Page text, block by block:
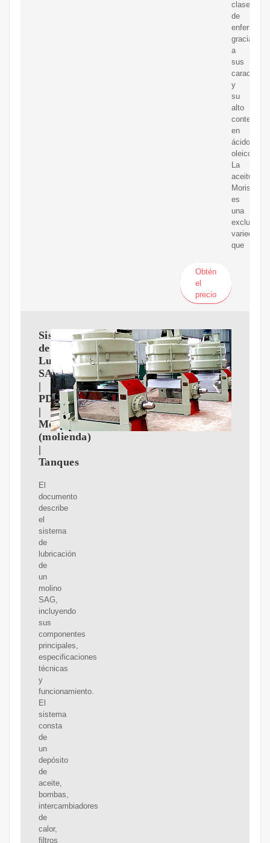
clase
de
gracias
a
sus
y
su
alto
contenidos
en
ácido
oleico.
La
aceituna
Morisca
es
una
exclusiva
variedad
que
Obtén
el
precio
Sistema
de
Lubricación
SAG
|
PDF
|
Molino
(molienda)
|
Tanques
El
documento
describe
el
sistema
de
lubricación
de
un
molino
SAG,
incluyendo
sus
componentes
principales,
especificaciones
técnicas
y
funcionamiento.
El
sistema
consta
de
un
depósito
de
aceite,
bombas,
intercambiadores
de
calor,
filtros